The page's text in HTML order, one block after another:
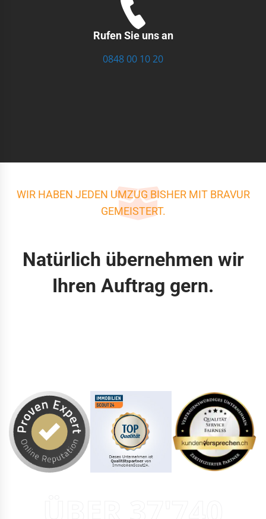
Rufen Sie uns an
0848 00 10 20
WIR HABEN JEDEN UMZUG BISHER MIT BRAVUR
GEMEISTERT.
Natürlich übernehmen wir
Ihren Auftrag gern.